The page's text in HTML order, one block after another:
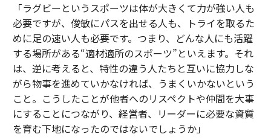
「ラグビーというスポーツは体が大きくて力が強い人も
必要ですが、俊敏にパスを出せる人も、トライを取るた
めに足の速い人も必要です。つまり、どんな人にも活躍
する場所がある“適材適所のスポーツ”といえます。それ
は、逆に考えると、特性の違う人たちと互いに協力しな
がら物事を進めていかなければ、うまくいかないという
こと。こうしたことが他者へのリスペクトや仲間を大事
にすることにつながり、経営者、リーダーに必要な資質
を育む下地になったのではないでしょうか」